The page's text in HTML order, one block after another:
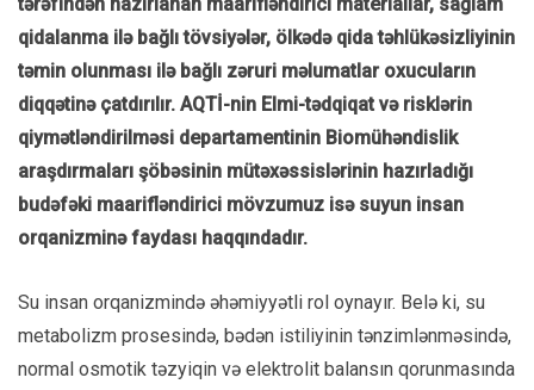
qidalanma ilə bağlı tövsiyələr, ölkədə qida təhlükəsizliyinin
təmin olunması ilə bağlı zəruri məlumatlar oxucuların
diqqətinə çatdırılır. AQTİ-nin Elmi-tədqiqat və risklərin
qiymətləndirilməsi departamentinin Biomühəndislik
araşdırmaları şöbəsinin mütəxəssislərinin hazırladığı
budəfəki maarifləndirici mövzumuz isə suyun insan
orqanizminə faydası haqqındadır.
Su insan orqanizmində əhəmiyyətli rol oynayır. Belə ki, su
metabolizm prosesində, bədən istiliyinin tənzimlənməsində,
normal osmotik təzyiqin və elektrolit balansın qorunmasında